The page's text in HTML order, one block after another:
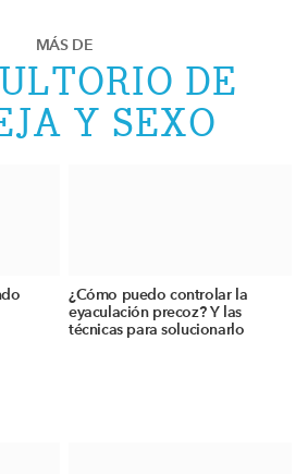
MÁS DE
DE
Y SEXO
¿Cómo puedo controlar la
eyaculación precoz? Y las
técnicas para solucionarlo